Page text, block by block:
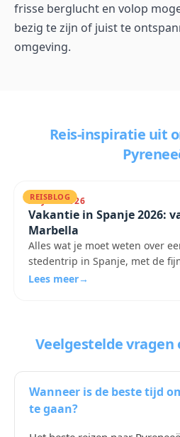
frisse berglucht en volop
bezig te zijn of juist te
omgeving.
Reis-inspiratie uit
REISBLOG
25 JULI 2026
Vakantie in Spanje 2026:
Marbella
Alles wat je moet weten over
stedentrip in Spanje, met de
Lees meer→
Veelgestelde vragen
Wanneer is de beste tijd
te gaan?